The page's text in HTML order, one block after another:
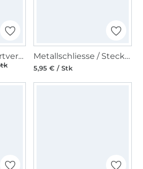
Leiterschnalle, Gurtversteller Metall 25 mm, altmessing gebürstet Metallschliesse / Steckschnalle 40 mm, rosegold
5,95 € / Stk